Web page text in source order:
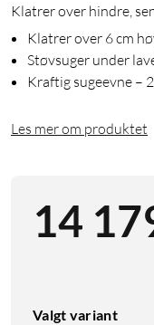
Klatrer over hindre,
Klatrer over 6 cm
Støvsuger under
Kraftig sugeevne –
Les mer om produktet
14
Valgt variant